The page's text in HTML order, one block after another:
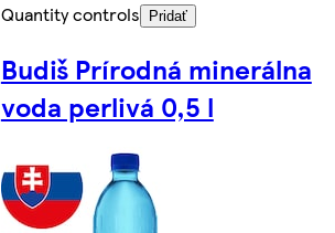
Quantity controls
Pridať
Budiš Prírodná minerálna
voda perlivá 0,5 l